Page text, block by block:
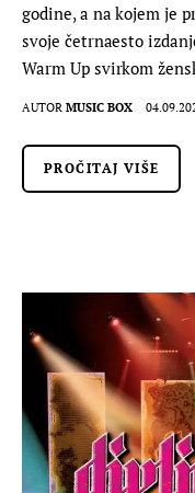
godine, a na kojem je
svoje četrnaesto
Warm Up svirkom
AUTOR MUSIC BOX
PROČITAJ VIŠE